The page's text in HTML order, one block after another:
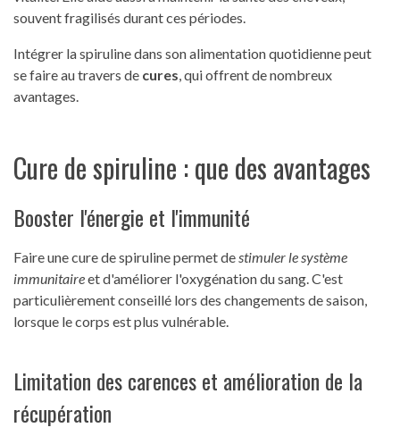
souvent fragilisés durant ces périodes.
Intégrer la spiruline dans son alimentation quotidienne peut
se faire au travers de cures , qui offrent de nombreux
avantages.
Cure de spiruline : que des avantages
Booster l'énergie et l'immunité
Faire une cure de spiruline permet de stimuler le système
immunitaireet d'améliorer l'oxygénation du sang. C'est
particulièrement conseillé lors des changements de saison,
lorsque le corps est plus vulnérable.
Limitation des carences et amélioration de la
récupération